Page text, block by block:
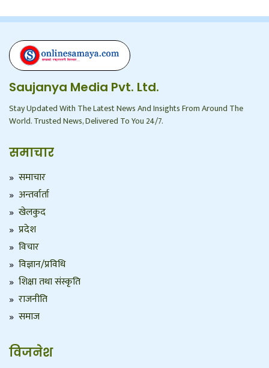
Saujanya Media Pvt. Ltd.
Stay Updated With The Latest News And Insights From Around The
World. Trusted News, Delivered To You 24/7.
समाचार
समाचार
अन्तर्वार्ता
खेलकुद
प्रदेश
विचार
विज्ञान/प्रविधि
शिक्षा तथा संस्कृति
राजनीति
समाज
विजनेश